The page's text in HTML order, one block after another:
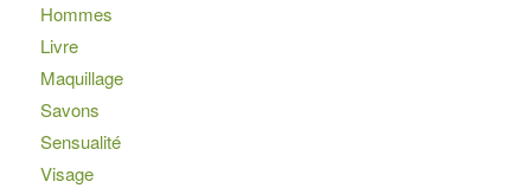
Hommes
Livre
Maquillage
Savons
Sensualité
Visage